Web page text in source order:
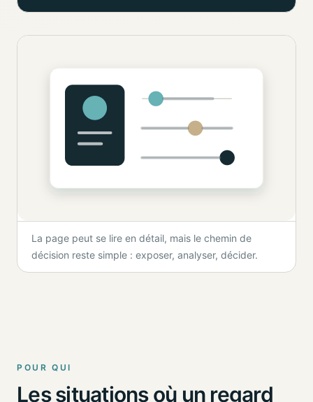
La page peut se lire en détail, mais le chemin de
décision reste simple : exposer, analyser, décider.
POUR QUI
Les situations où un regard